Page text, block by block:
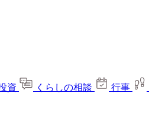
資 くらしの相談 行事